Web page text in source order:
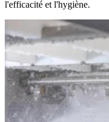
l'efficacité et l'hygiène.